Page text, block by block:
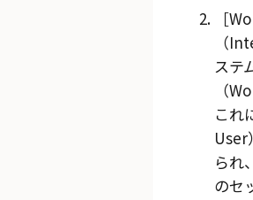
（
ステ
（
これ
User
られ
のセ